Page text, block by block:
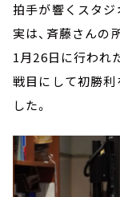
拍手が響くスタジ
実は、斉藤さんの
1月26日に行われ
戦目にして初勝利
した。